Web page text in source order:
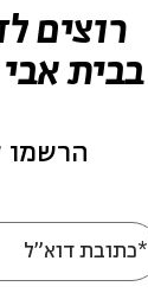
קריאת
רוצים
בבית
הרשמו
*כתובת דוא"ל